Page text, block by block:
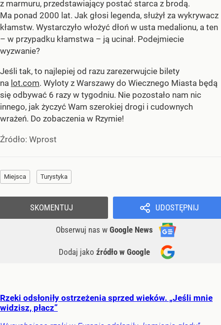
z marmuru, przedstawiający postać starca z brodą.
Ma ponad 2000 lat. Jak głosi legenda, służył za wykrywacz
kłamstw. Wystarczyło włożyć dłoń w usta medalionu, a ten
– w przypadku kłamstwa – ją ucinał. Podejmiecie
wyzwanie?
Jeśli tak, to najlepiej od razu zarezerwujcie bilety
na lot.com. Wyloty z Warszawy do Wiecznego Miasta będą
się odbywać 6 razy w tygodniu. Nie pozostało nam nic
innego, jak życzyć Wam szerokiej drogi i cudownych
wrażeń. Do zobaczenia w Rzymie!
Źródło: Wprost
Miejsca Turystyka
UDOSTĘPNIJ
Obserwuj nas w Google News
Dodaj jako źródło w Google
SKOMENTUJ
Rzeki odsłoniły ostrzeżenia sprzed wieków. „Jeśli mnie
widzisz, płacz”